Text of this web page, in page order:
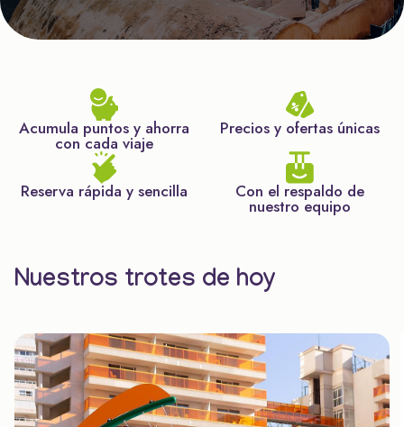
Acumula puntos y ahorra
con cada viaje
Precios y ofertas únicas
Reserva rápida y sencilla Con el respaldo de
nuestro equipo
Nuestros trotes de hoy